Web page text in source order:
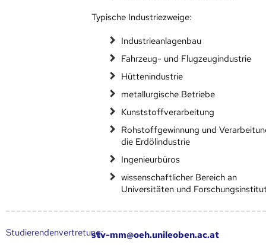
Typische Industriezweige:
Industrieanlagenbau
Fahrzeug- und Flugzeugindustrie
Hüttenindustrie
metallurgische Betriebe
Kunststoffverarbeitung
Rohstoffgewinnung und
die Erdölindustrie
Ingenieurbüros
wissenschaftlicher Bereich an
Universitäten und
Studierendenvertretung:stv-mm@oeh.unileoben.ac.at